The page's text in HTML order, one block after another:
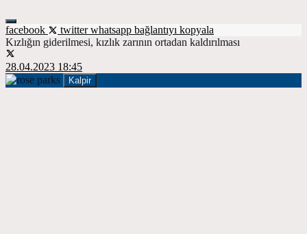
facebook twitterwhatsapp bağlantıyı kopyala
Kızlığın giderilmesi, kızlık zarının ortadan kaldırılması
28.04.2023 18:45
Kalpir